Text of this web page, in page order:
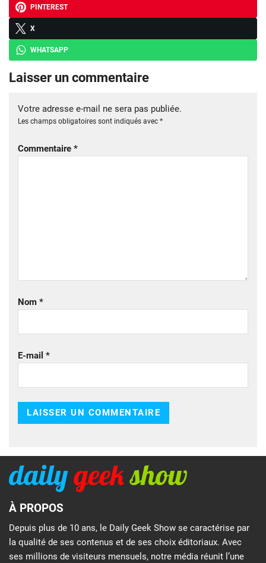
PINTEREST
X
WHATSAPP
Laisser un commentaire
Votre adresse e-mail ne sera pas publiée.
Les champs obligatoires sont indiqués avec *
Commentaire *
Nom *
E-mail *
À PROPOS
Depuis plus de 10 ans, le Daily Geek Show se caractérise par
la qualité de ses contenus et de ses choix éditoriaux. Avec
ses millions de visiteurs mensuels, notre média réunit l’une